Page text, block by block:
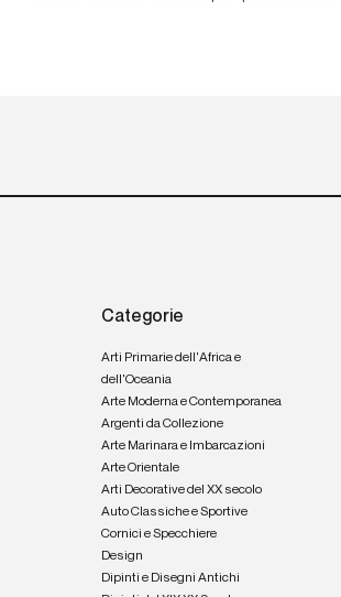
Categorie
Arti Primarie dell'Africa e
dell'Oceania
Arte Moderna e Contemporanea
Argenti da Collezione
Arte Marinara e Imbarcazioni
Arte Orientale
Arti Decorative del XX secolo
Auto Classiche e Sportive
Cornici e Specchiere
Design
Dipinti e Disegni Antichi